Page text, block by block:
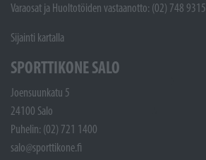
Varaosat ja Huoltotöiden vastaanotto: (02) 748 9315
Sijainti kartalla
SPORTTIKONE SALO
Joensuunkatu 5
24100 Salo
Puhelin: (02) 721 1400
salo@sporttikone.fi